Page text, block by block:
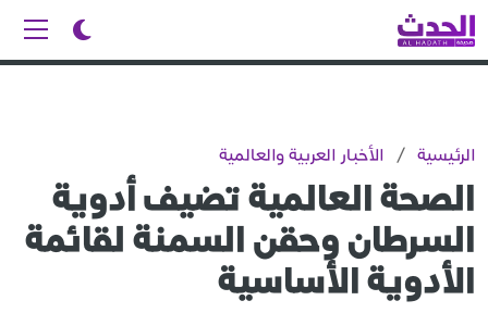
الرئيسية / الأخبار العربية والعالمية
الصحة العالمية تضيف أدوية
السرطان وحقن السمنة لقائمة
الأدوية الأساسية